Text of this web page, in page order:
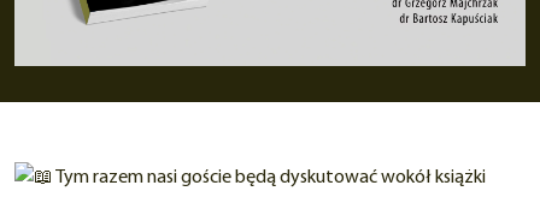
Tym razem nasi goście będą dyskutować wokół książki